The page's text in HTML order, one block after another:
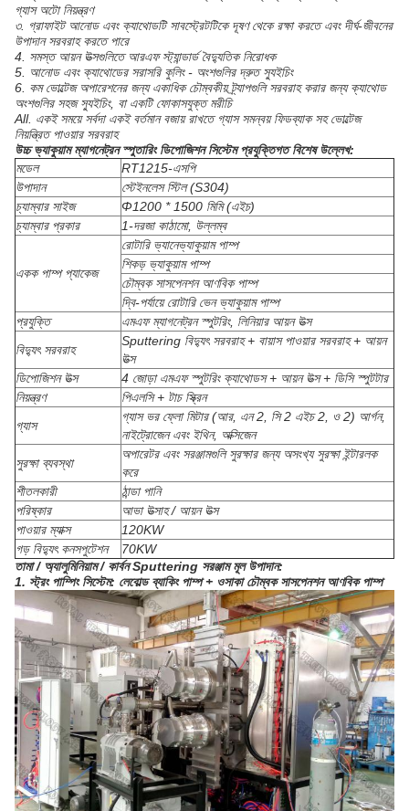
গ্যাস অটো নিয়ন্ত্রণ
৩. গ্রাফাইট আনোড এবং ক্যাথোডটি সাবস্ট্রেটটিকে দূষণ থেকে রক্ষা করতে এবং দীর্ঘ-জীবনের
উপাদান সরবরাহ করতে পারে
4. সমস্ত আয়ন উত্সগুলিতে আরএফ স্ট্যান্ডার্ড বৈদ্যুতিক নিরোধক
5. আনোড এবং ক্যাথোডের সরাসরি কুলিং - অংশগুলির দ্রুত স্যুইচিং
6. কম ভোল্টেজ অপারেশনের জন্য একাধিক চৌম্বকীয় ট্র্যাপগুলি সরবরাহ করার জন্য ক্যাথোড
অংশগুলির সহজ স্যুইচিং, বা একটি ফোকাসযুক্ত মরীচি
All. একই সময়ে সর্বদা একই বর্তমান বজায় রাখতে গ্যাস সমন্বয় ফিডব্যাক সহ ভোল্টেজ
নিয়ন্ত্রিত পাওয়ার সরবরাহ
উচ্চ ভ্যাকুয়াম ম্যাগনেট্রন স্পুতারিং ডিপোজিশন সিস্টেম প্রযুক্তিগত বিশেষ উল্লেখ:
মডেল
RT1215-এসপি
উপাদান
স্টেইনলেস স্টিল (S304)
চ্যাম্বার সাইজ
Φ1200 * 1500 মিমি (এইচ)
চ্যাম্বার প্রকার
1-দরজা কাঠামো, উল্লম্ব
একক পাম্প প্যাকেজ
রোটারি ভ্যানেভ্যাকুয়াম পাম্প
শিকড় ভ্যাকুয়াম পাম্প
চৌম্বক সাসপেনশন আণবিক পাম্প
দ্বি-পর্যায়ে রোটারি ভেন ভ্যাকুয়াম পাম্প
প্রযুক্তি
এমএফ ম্যাগনেট্রন স্পুটরিং, লিনিয়ার আয়ন উত্স
বিদ্যুৎ সরবরাহ
Sputtering বিদ্যুৎ সরবরাহ + বায়াস পাওয়ার সরবরাহ + আয়ন
উত্স
ডিপোজিশন উত্স
4 জোড়া এমএফ স্পুটরিং ক্যাথোডস + আয়ন উত্স + ডিসি স্পুটটার
নিয়ন্ত্রণ
পিএলসি + টাচ স্ক্রিন
গ্যাস
গ্যাস ভর ফ্লো মিটার (আর, এন 2, সি 2 এইচ 2, ও 2) আর্গন,
নাইট্রোজেন এবং ইথিন, অক্সিজেন
সুরক্ষা ব্যবস্থা
অপারেটর এবং সরঞ্জামগুলি সুরক্ষার জন্য অসংখ্য সুরক্ষা ইন্টারলক
করে
শীতলকারী
ঠান্ডা পানি
পরিষ্কার
আভা উত্সাহ / আয়ন উত্স
পাওয়ার ম্যাক্স
120KW
গড় বিদ্যুৎ কনসপুটেশন
70KW
তামা / অ্যালুমিনিয়াম / কার্বন Sputtering সরঞ্জাম মূল উপাদান:
1. স্ট্রং পাম্পিং সিস্টেম: লেবোল্ড ব্যাকিং পাম্প + ওসাকা চৌম্বক সাসপেনশন আণবিক পাম্প